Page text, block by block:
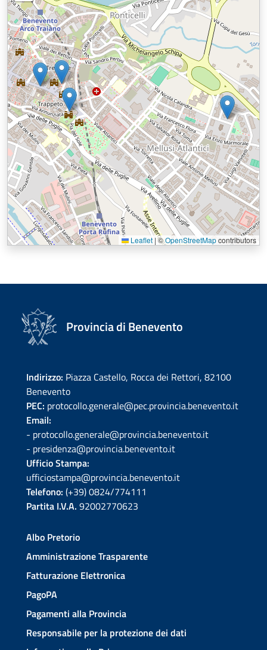
Leaflet |©OpenStreetMapcontributors
Provincia di Benevento
Indirizzo: Piazza Castello, Rocca dei Rettori, 82100
Benevento
PEC: protocollo.generale@pec.provincia.benevento.it
Email:
- protocollo.generale@provincia.benevento.it
- presidenza@provincia.benevento.it
Ufficio Stampa:
ufficiostampa@provincia.benevento.it
Telefono: (+39) 0824/774111
Partita I.V.A. 92002770623
Albo Pretorio
Amministrazione Trasparente
Fatturazione Elettronica
PagoPA
Pagamenti alla Provincia
Responsabile per la protezione dei dati